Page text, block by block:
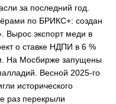
за последний год.
по БРИКС+: создан
Вырос экспорт меди в
о ставке НДПИ в 6 %
На Мосбирже запущены
Весной 2025-го
исторического
раз перекрыли